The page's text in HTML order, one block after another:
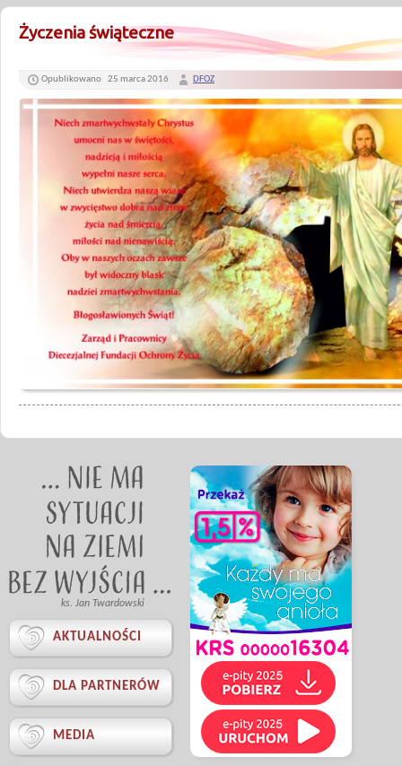
Życzenia świąteczne
Opublikowano 25 marca 2016 DFOZ
ks. Jan Twardowski
 AKTUALNOŚCI
 DLA PARTNERÓW
 MEDIA